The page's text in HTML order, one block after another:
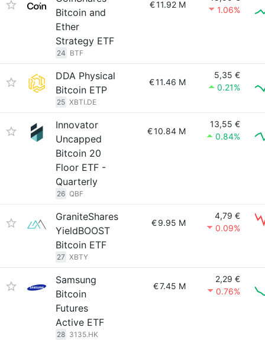
Bitcoin and
Ether
Strategy ETF
24 BTF
€11.92 M
1.06%
DDA Physical
Bitcoin ETP
25 XBTI.DE
€11.46 M
5,35 €
0.21%
Innovator
Uncapped
Bitcoin 20
Floor ETF -
Quarterly
26 QBF
€10.84 M
13,55 €
0.84%
GraniteShares
YieldBOOST
Bitcoin ETF
27 XBTY
€9.95 M
4,79 €
0.09%
Samsung
Bitcoin
Futures
Active ETF
28 3135.HK
€7.45 M
2,29 €
0.76%